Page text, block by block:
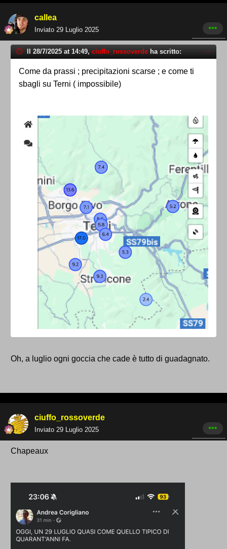
callea
Inviato 29 Luglio 2025
Il 28/7/2025 at 14:49, ciuffo_rossoverde ha scritto:
Come da prassi ; precipitazioni scarse ; e come ti
sbagli su Terni ( impossibile)
Oh, a luglio ogni goccia che cade è tutto di guadagnato.
ciuffo_rossoverde
Inviato 29 Luglio 2025
Chapeaux